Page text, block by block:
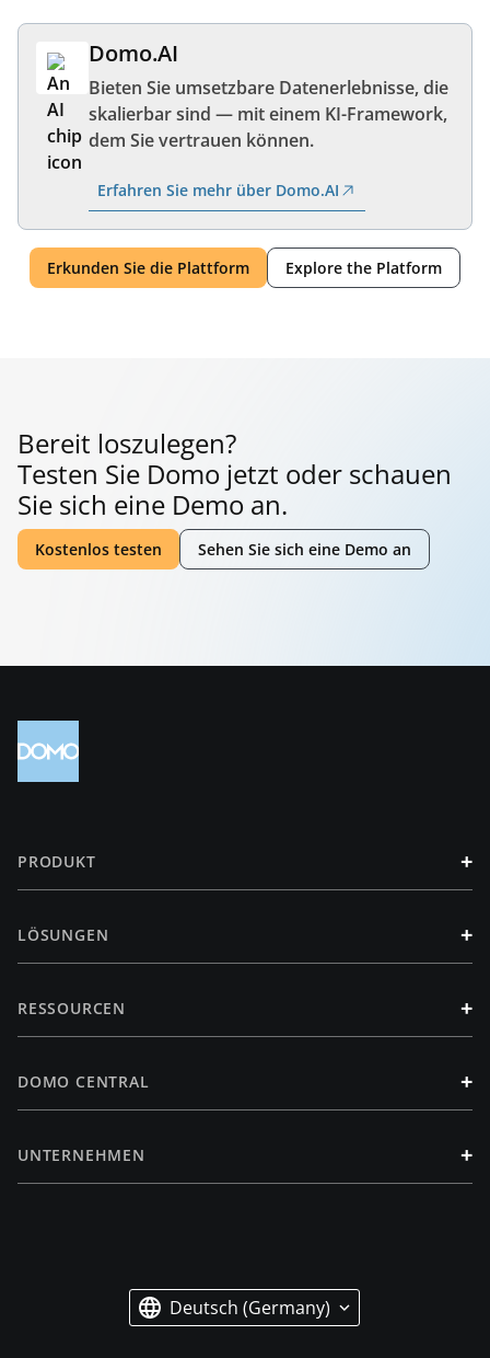
Domo.AI
Bieten Sie umsetzbare Datenerlebnisse, die
skalierbar sind — mit einem KI-Framework,
dem Sie vertrauen können.
Erfahren Sie mehr über Domo.AI
Erkunden Sie die Plattform Explore the Platform
Bereit loszulegen?
Testen Sie Domo jetzt oder schauen
Sie sich eine Demo an.
Kostenlos testen Sehen Sie sich eine Demo an
PRODUKT +
LÖSUNGEN +
RESSOURCEN +
DOMO CENTRAL +
UNTERNEHMEN +
Deutsch (Germany)